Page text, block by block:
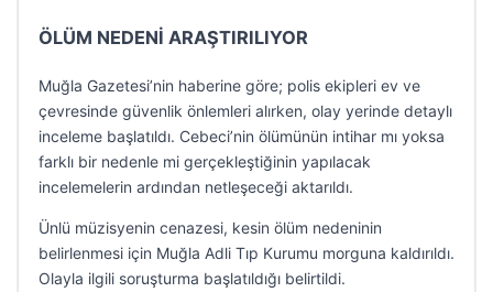
ÖLÜM NEDENİ ARAŞTIRILIYOR
Muğla Gazetesi’nin haberine göre; polis ekipleri ev ve
çevresinde güvenlik önlemleri alırken, olay yerinde detaylı
inceleme başlatıldı. Cebeci’nin ölümünün intihar mı yoksa
farklı bir nedenle mi gerçekleştiğinin yapılacak
incelemelerin ardından netleşeceği aktarıldı.
Ünlü müzisyenin cenazesi, kesin ölüm nedeninin
belirlenmesi için Muğla Adli Tıp Kurumu morguna kaldırıldı.
Olayla ilgili soruşturma başlatıldığı belirtildi.